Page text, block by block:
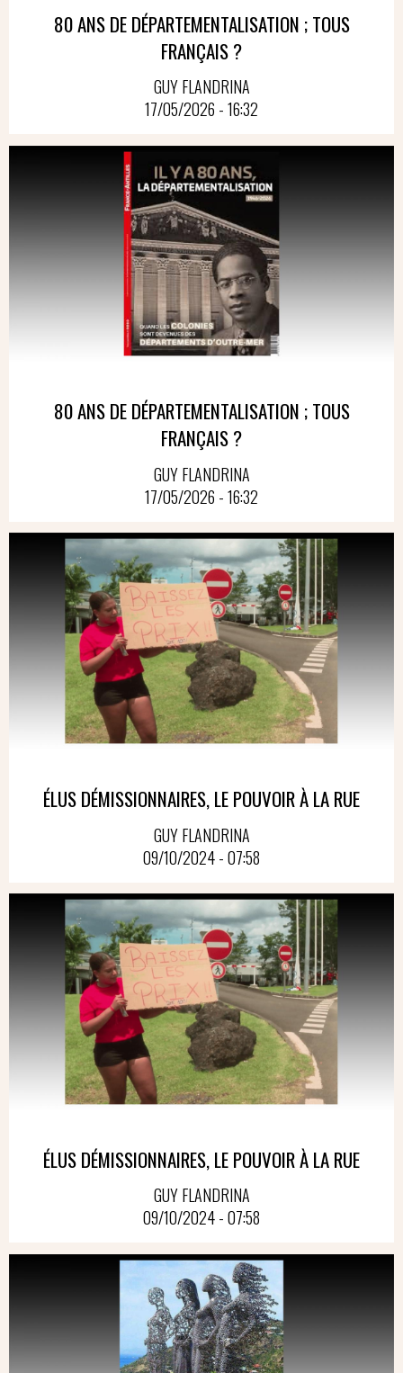
80 ANS DE DÉPARTEMENTALISATION ; TOUS
FRANÇAIS ?
GUY FLANDRINA
17/05/2026 - 16:32
80 ANS DE DÉPARTEMENTALISATION ; TOUS
FRANÇAIS ?
GUY FLANDRINA
17/05/2026 - 16:32
ÉLUS DÉMISSIONNAIRES, LE POUVOIR À LA RUE
GUY FLANDRINA
09/10/2024 - 07:58
ÉLUS DÉMISSIONNAIRES, LE POUVOIR À LA RUE
GUY FLANDRINA
09/10/2024 - 07:58